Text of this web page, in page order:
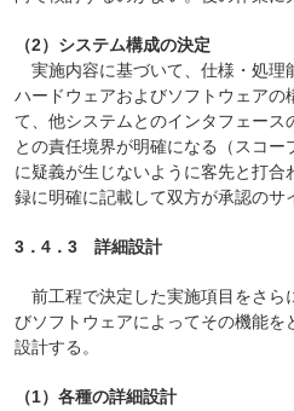
（2）システム構成の決定
実施内容に基づいて、仕様・処理
ハードウェアおよびソフトウェアの
て、他システムとのインタフェー
との責任境界が明確になる（スコ
に疑義が生じないように客先と打
録に明確に記載して双方が承認のサ
3．4．3 詳細設計
前工程で決定した実施項目をさら
びソフトウェアによってその機能を
設計する。
（1）各種の詳細設計